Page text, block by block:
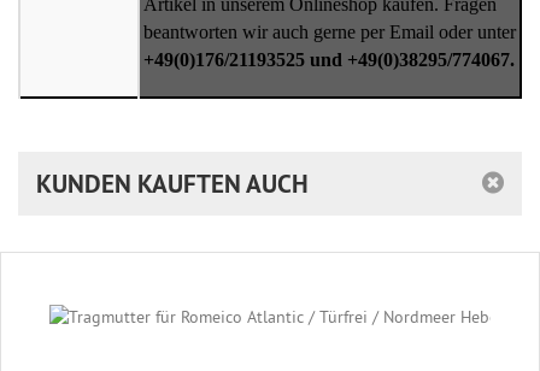
Artikel in unserem Onlineshop kaufen. Fragen
beantworten wir auch gerne per Email oder unter
+49(0)176/21193525 und +49(0)38295/774067.
KUNDEN KAUFTEN AUCH